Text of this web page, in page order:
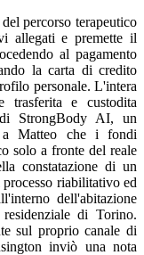
percorso terapeutico
allegati e premette il
al pagamento
la carta di credito
personale. L'intera
trasferita e custodita
StrongBody AI, un
a Matteo che i fondi
solo a fronte del reale
constatazione di un
riabilitativo ed
dell'abitazione
di Torino.
sul proprio canale di
inviò una nota